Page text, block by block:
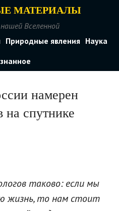
МАТЕРИАЛЫ
Вселенной
Природные явления Наука
намерен
на спутнике
таково: если мы
жизнь, то нам стоит